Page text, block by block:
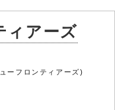
ィアーズ
ーフロンティアーズ)